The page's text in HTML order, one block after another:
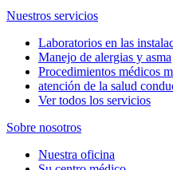
Nuestros servicios
Laboratorios en las
Manejo de alergias y asma
Procedimientos médicos
atención de la salud
Ver todos los servicios
Sobre nosotros
Nuestra oficina